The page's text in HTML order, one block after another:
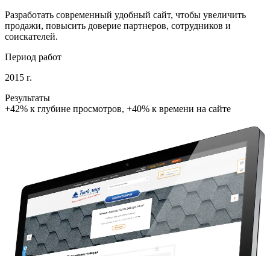
Разработать современный удобный сайт, чтобы увеличить
продажи, повысить доверие партнеров, сотрудников и
соискателей.
Период работ
2015 г.
Результаты
+42% к глубине просмотров, +40% к времени на сайте